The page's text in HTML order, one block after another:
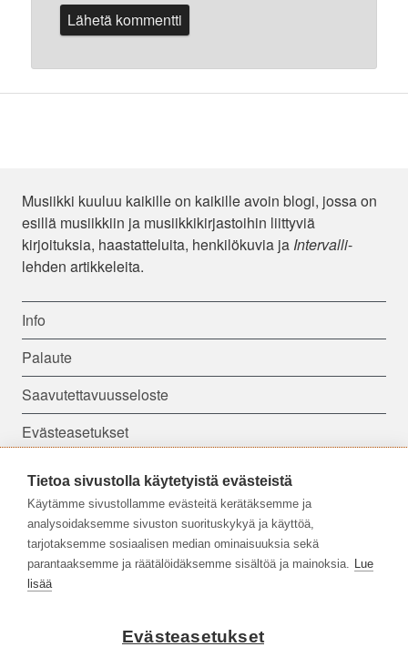
Musiikki kuuluu kaikille on kaikille avoin blogi, jossa on
esillä musiikkiin ja musiikkikirjastoihin liittyviä
kirjoituksia, haastatteluita, henkilökuvia ja Intervalli-
lehden artikkeleita.
Info
Palaute
Saavutettavuusseloste
Evästeasetukset
Seuraa meitä:
Tietoa sivustolla käytetyistä evästeistä
Käytämme sivustollamme evästeitä kerätäksemme ja
analysoidaksemme sivuston suorituskykyä ja käyttöä,
tarjotaksemme sosiaalisen median ominaisuuksia sekä
parantaaksemme ja räätälöidäksemme sisältöä ja mainoksia. Lue
lisää
Evästeasetukset